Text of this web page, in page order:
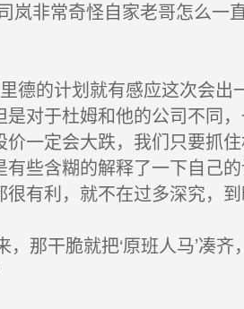
岚非常奇怪自家老哥怎么一
的计划就有感应这次会出
对于杜姆和他的公司不同
一定会大跌，我们只要抓
些含糊的解释了一下自己
有利，就不在过多深究，到
那干脆就把‘原班人马’凑